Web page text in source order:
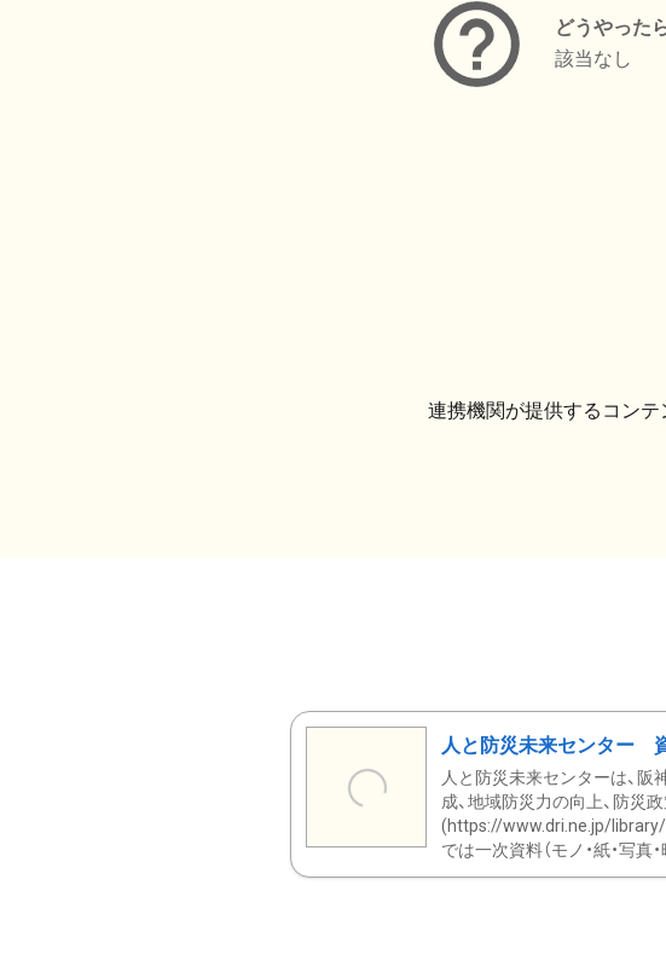
どうやった
該当なし
連携機関が提供するコンテ
人と防災未来センター
人と防災未来センターは、阪
成、地域防災力の向上、防災
(https://www.dri.ne.jp/library/
では一次資料（モノ・紙・写真・